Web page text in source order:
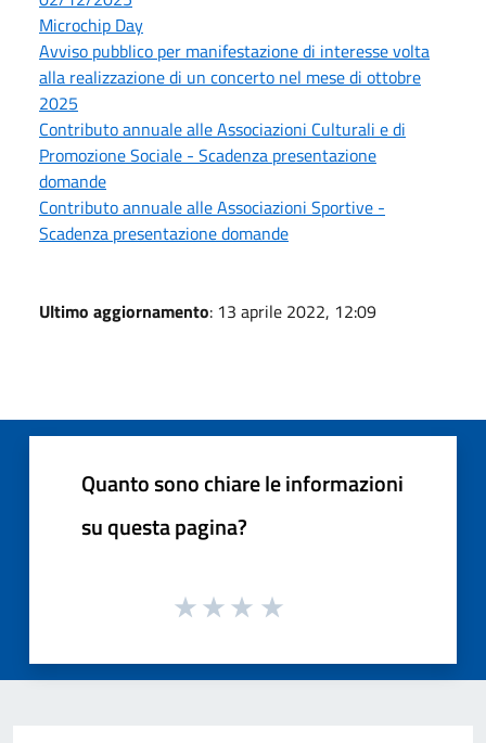
Microchip Day
Avviso pubblico per manifestazione di interesse volta
alla realizzazione di un concerto nel mese di ottobre
2025
Contributo annuale alle Associazioni Culturali e di
Promozione Sociale - Scadenza presentazione
domande
Contributo annuale alle Associazioni Sportive -
Scadenza presentazione domande
Ultimo aggiornamento: 13 aprile 2022, 12:09
Quanto sono chiare le informazioni
su questa pagina?